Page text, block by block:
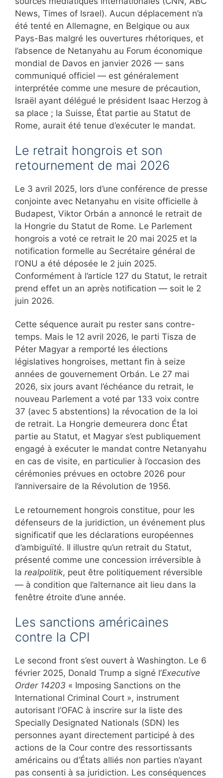
News, Times of Israel). Aucun déplacement n’a
été tenté en Allemagne, en Belgique ou aux
Pays-Bas malgré les ouvertures rhétoriques, et
l’absence de Netanyahu au Forum économique
mondial de Davos en janvier 2026 — sans
communiqué officiel — est généralement
interprétée comme une mesure de précaution,
Israël ayant délégué le président Isaac Herzog à
sa place ; la Suisse, État partie au Statut de
Rome, aurait été tenue d’exécuter le mandat.
Le retrait hongrois et son
retournement de mai 2026
Le 3 avril 2025, lors d’une conférence de presse
conjointe avec Netanyahu en visite officielle à
Budapest, Viktor Orbán a annoncé le retrait de
la Hongrie du Statut de Rome. Le Parlement
hongrois a voté ce retrait le 20 mai 2025 et la
notification formelle au Secrétaire général de
l’ONU a été déposée le 2 juin 2025.
Conformément à l’article 127 du Statut, le retrait
prend effet un an après notification — soit le 2
juin 2026.
Cette séquence aurait pu rester sans contre-
temps. Mais le 12 avril 2026, le parti Tisza de
Péter Magyar a remporté les élections
législatives hongroises, mettant fin à seize
années de gouvernement Orbán. Le 27 mai
2026, six jours avant l’échéance du retrait, le
nouveau Parlement a voté par 133 voix contre
37 (avec 5 abstentions) la révocation de la loi
de retrait. La Hongrie demeurera donc État
partie au Statut, et Magyar s’est publiquement
engagé à exécuter le mandat contre Netanyahu
en cas de visite, en particulier à l’occasion des
cérémonies prévues en octobre 2026 pour
l’anniversaire de la Révolution de 1956.
Le retournement hongrois constitue, pour les
défenseurs de la juridiction, un événement plus
significatif que les déclarations européennes
d’ambiguïté. Il illustre qu’un retrait du Statut,
présenté comme une concession irréversible à
la realpolitik, peut être politiquement réversible
— à condition que l’alternance ait lieu dans la
fenêtre étroite d’une année.
Les sanctions américaines
contre la CPI
Le second front s’est ouvert à Washington. Le 6
février 2025, Donald Trump a signé l’Executive
Order 14203 « Imposing Sanctions on the
International Criminal Court », instrument
autorisant l’OFAC à inscrire sur la liste des
Specially Designated Nationals (SDN) les
personnes ayant directement participé à des
actions de la Cour contre des ressortissants
américains ou d’États alliés non parties n’ayant
pas consenti à sa juridiction. Les conséquences